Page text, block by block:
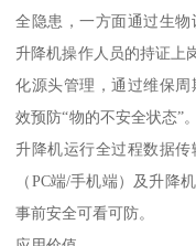
全隐患，一方面通过生
升降机操作人员的持证上
化源头管理，通过维保
效预防“物的不安全状态”
升降机运行全过程数据
（PC端/手机端）及升降
事前安全可看可防。